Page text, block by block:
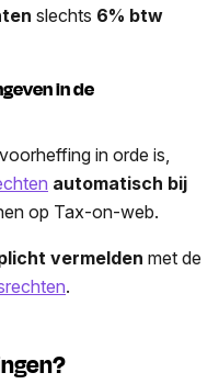
slechts 6% btw
in de
in orde is,
automatisch bij
op Tax-on-web.
vermelden met de
.